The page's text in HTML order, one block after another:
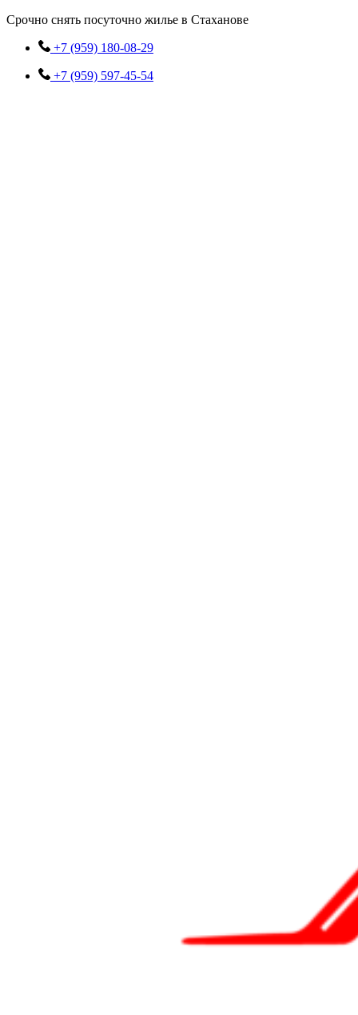
Перейти
содержимому
Срочно снять посуточно жилье в Стаханове
+7 (959) 180-08-29
+7 (959) 597-45-54